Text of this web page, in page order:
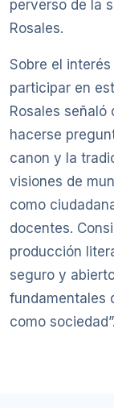
perverso de la
Rosales.
Sobre el
participar en
Rosales señaló
hacerse
canon y la
visiones de
como
docentes.
producción
seguro y
fundamentales
como sociedad”.